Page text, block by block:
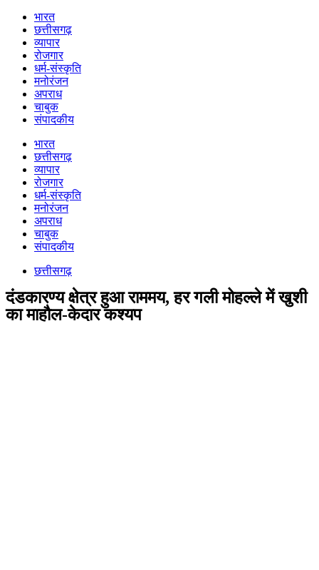
भारत
छत्तीसगढ़
व्यापार
रोजगार
धर्म-संस्कृति
मनोरंजन
अपराध
चाबुक
संपादकीय
भारत
छत्तीसगढ़
व्यापार
रोजगार
धर्म-संस्कृति
मनोरंजन
अपराध
चाबुक
संपादकीय
छत्तीसगढ़
दंडकारण्य क्षेत्र हुआ राममय, हर गली मोहल्ले में खुशी
का माहौल-केदार कश्यप